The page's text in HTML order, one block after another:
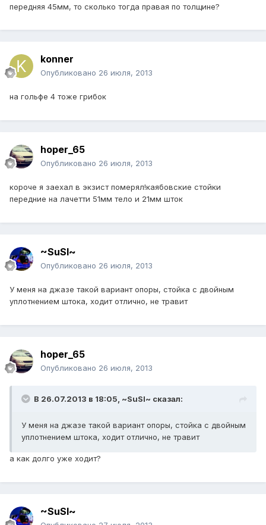
передняя 45мм, то сколько тогда правая по толщине?
konner
Опубликовано 26 июля, 2013
на гольфе 4 тоже грибок
hoper_65
Опубликовано 26 июля, 2013
короче я заехал в экзист померял!каябовские стойки
передние на лачетти 51мм тело и 21мм шток
~SuSl~
Опубликовано 26 июля, 2013
У меня на джазе такой вариант опоры, стойка с двойным
уплотнением штока, ходит отлично, не травит
hoper_65
Опубликовано 26 июля, 2013
В 26.07.2013 в 18:05, ~SuSl~ сказал:
У меня на джазе такой вариант опоры, стойка с двойным
уплотнением штока, ходит отлично, не травит
а как долго уже ходит?
~SuSl~